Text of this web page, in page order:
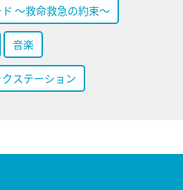
～救命救急の約束～
音楽
ステーション